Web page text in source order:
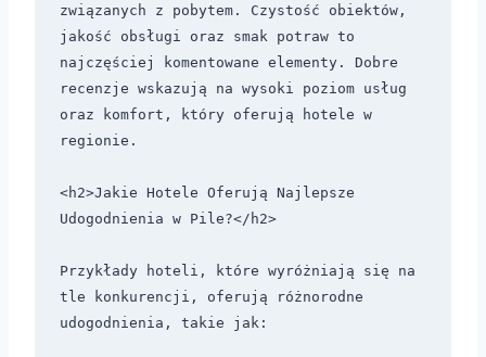
związanych z pobytem. Czystość obiektów,
jakość obsługi oraz smak potraw to
najczęściej komentowane elementy. Dobre
recenzje wskazują na wysoki poziom usług
oraz komfort, który oferują hotele w
regionie.
<h2>Jakie Hotele Oferują Najlepsze
Udogodnienia w Pile?</h2>
Przykłady hoteli, które wyróżniają się na
tle konkurencji, oferują różnorodne
udogodnienia, takie jak: